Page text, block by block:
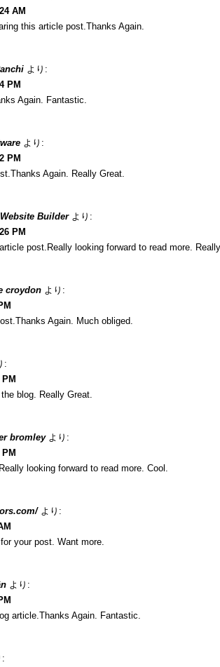
AM
this article post.Thanks Again.
より:
PM
Again. Fantastic.
より:
PM
Again. Really Great.
Builder より:
PM
post.Really looking forward to read more.
croydon より:
Again. Much obliged.
:
PM
blog. Really Great.
bromley より:
PM
looking forward to read more. Cool.
より:
your post. Want more.
より:
article.Thanks Again. Fantastic.
: